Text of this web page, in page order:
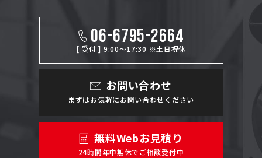
06-6795-2664
[ 受付 ] 9:00～17:30 ※土日祝休
お問い合わせ
まずはお気軽にお問い合わせください
無料Webお見積り
24時間年中無休でご相談受付中